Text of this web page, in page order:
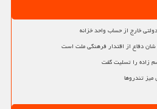
شان دفاع از اقتدار فرهنگی ملت است
زاده را تسلیت گفت
تندروها